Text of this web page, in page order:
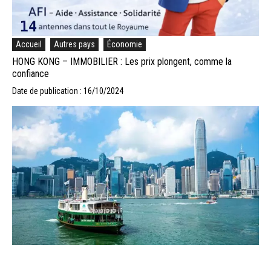
Accueil Autres pays Économie
HONG KONG – IMMOBILIER : Les prix plongent, comme la
confiance
Date de publication : 16/10/2024